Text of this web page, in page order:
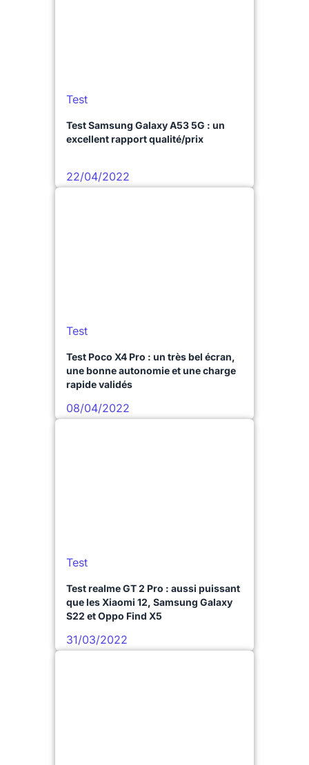
Test
Test Samsung Galaxy A53 5G : un
excellent rapport qualité/prix
22/04/2022
Test
Test Poco X4 Pro : un très bel écran,
une bonne autonomie et une charge
rapide validés
08/04/2022
Test
Test realme GT 2 Pro : aussi puissant
que les Xiaomi 12, Samsung Galaxy
S22 et Oppo Find X5
31/03/2022